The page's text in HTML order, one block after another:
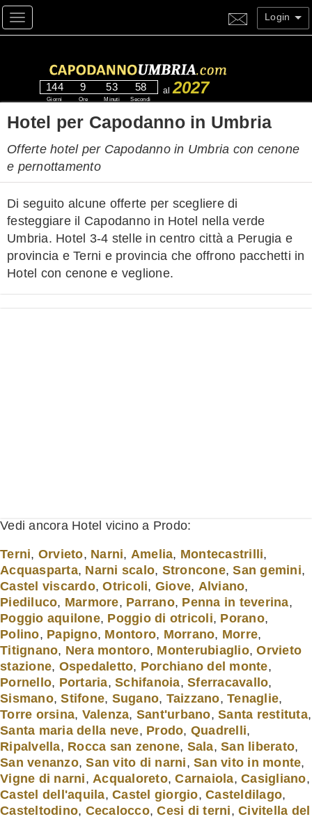
Toggle navigation Login
144
Giorni
9
Ore
53
Minuti
58
Secondi
al2027
Hotel per Capodanno in Umbria
Offerte hotel per Capodanno in Umbria con cenone
e pernottamento
Di seguito alcune offerte per scegliere di
festeggiare il Capodanno in Hotel nella verde
Umbria. Hotel 3-4 stelle in centro città a Perugia e
provincia e Terni e provincia che offrono pacchetti in
Hotel con cenone e veglione.
Vedi ancora Hotel vicino a Prodo:
Terni, Orvieto, Narni, Amelia, Montecastrilli,
Acquasparta, Narni scalo, Stroncone,San gemini,
Castel viscardo,Otricoli, Giove, Alviano,
Piediluco, Marmore, Parrano, Penna in teverina,
Poggio aquilone, Poggio di otricoli, Porano,
Polino, Papigno, Montoro, Morrano, Morre,
Titignano, Nera montoro, Monterubiaglio,Orvieto
stazione, Ospedaletto, Porchiano del monte,
Pornello, Portaria, Schifanoia, Sferracavallo,
Sismano,Stifone, Sugano, Taizzano, Tenaglie,
Torre orsina, Valenza, Sant'urbano, Santa restituta,
Santa maria della neve, Prodo, Quadrelli,
Ripalvella, Rocca san zenone, Sala, San liberato,
San venanzo,San vito di narni, San vito in monte,
Vigne di narni, Acqualoreto,Carnaiola, Casigliano,
Castel dell'aquila, Castel giorgio, Casteldilago,
Casteltodino, Cecalocco,Cesi di terni, Civitella del